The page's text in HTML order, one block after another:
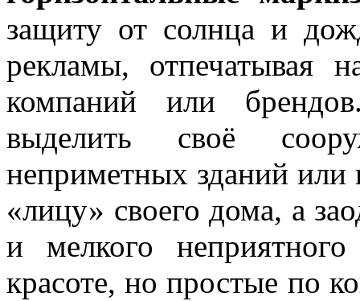
защиту от солнца и
рекламы, отпечатывая
компаний или
выделить своё
неприметных зданий или
«лицу» своего дома, а
и мелкого
красоте, но простые по